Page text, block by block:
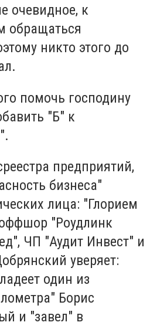
очевидное, к
обращаться
никто этого до
помочь господину
"Б" к
предприятий,
бизнеса"
лица: "Глорием
"Роудлинк
ЧП "Аудит Инвест" и
уверяет:
один из
Борис
и "завел" в